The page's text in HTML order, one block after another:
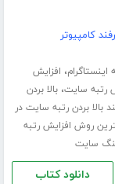
کامپیوتر
، افزایش
رتبه سایت،بالا بردن
بالا بردن رتبه سایت در
روش افزایش رتبه
سایت
دانلود کتاب